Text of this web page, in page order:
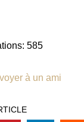
585
à un ami